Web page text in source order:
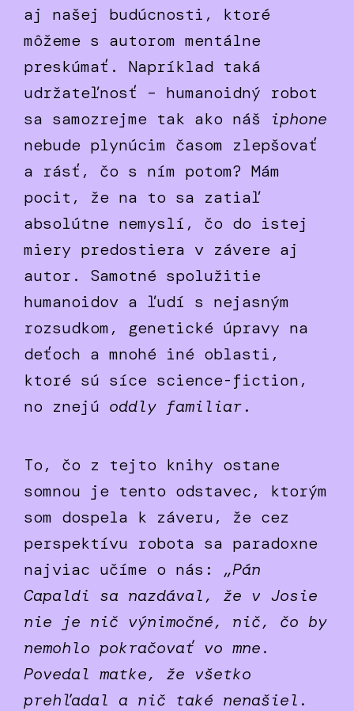
aj našej budúcnosti, ktoré
môžeme s autorom mentálne
preskúmať. Napríklad taká
udržateľnosť – humanoidný robot
sa samozrejme tak ako náš
iphone
nebude plynúcim časom zlepšovať
a rásť, čo s ním potom? Mám
pocit, že na to sa zatiaľ
absolútne nemyslí, čo do istej
miery predostiera v závere aj
autor. Samotné spolužitie
humanoidov a ľudí s nejasným
rozsudkom, genetické úpravy na
deťoch a mnohé iné oblasti,
ktoré sú síce science-fiction,
no znejú oddly familiar.
To, čo z tejto knihy ostane
somnou je tento odstavec, ktorým
som dospela k záveru, že cez
perspektívu robota sa paradoxne
najviac učíme o nás: „Pán
Capaldi sa nazdával, že v Josie
nie je nič výnimočné, nič, čo by
nemohlo pokračovať vo mne.
Povedal matke, že všetko
prehľadal a nič také nenašiel.